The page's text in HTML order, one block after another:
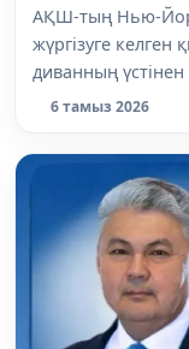
АҚШ-тың Нью-
жүргізуге келген
диванның үстінен
6 тамыз 2026